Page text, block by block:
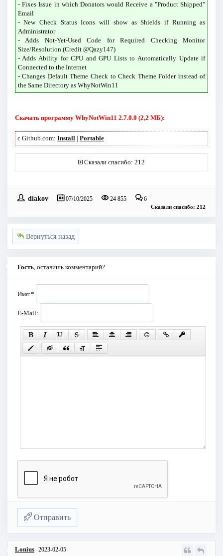
- Fixes Issue in which Donators would Receive a "Product Shipped"
Email
- New Check Status Icons will show as Shields if Running as
Administrator
- Adds Not-Yet-Used Code for Required Checking Monitor
Size/Resolution (Credit @Qazy147)
- Adds Ability for CPU and GPU Lists to Automatically Update if
Connected to the Internet
- Changes Default Theme Check to Check Theme Folder instead of
the Same Directory as WhyNotWin11
Скачать программу WhyNotWin11 2.7.0.0 (2,2 МБ):
с Github.com: Install| Portable
Сказали спасибо: 212
diakov 07/10/2025 24 855 6
Сказали спасибо: 212
Вернуться назад
Гость, оставишь комментарий?
Имя:*
E-Mail:
Отправить
Lonius 2023-02-05